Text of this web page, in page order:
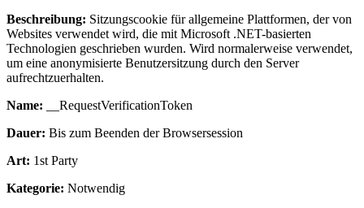
Beschreibung: Sitzungscookie für allgemeine Plattformen, der von
Websites verwendet wird, die mit Microsoft .NET-basierten
Technologien geschrieben wurden. Wird normalerweise verwendet,
um eine anonymisierte Benutzersitzung durch den Server
aufrechtzuerhalten.
Name: __RequestVerificationToken
Dauer: Bis zum Beenden der Browsersession
Art: 1st Party
Kategorie: Notwendig